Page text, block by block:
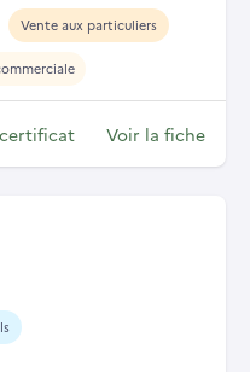
Vente aux particuliers
Voir la fiche